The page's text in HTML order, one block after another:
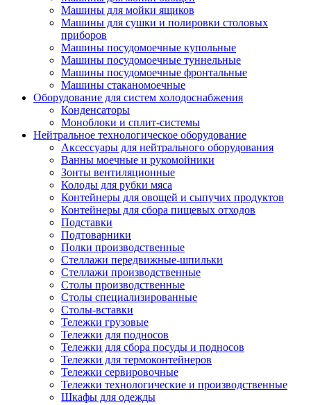
Машины для мойки ящиков
Машины для сушки и полировки столовых
приборов
Машины посудомоечные купольные
Машины посудомоечные туннельные
Машины посудомоечные фронтальные
Машины стаканомоечные
Оборудование для систем холодоснабжения
Конденсаторы
Моноблоки и сплит-системы
Нейтральное технологическое оборудование
Аксессуары для нейтрального оборудования
Ванны моечные и рукомойники
Зонты вентиляционные
Колоды для рубки мяса
Контейнеры для овощей и сыпучих продуктов
Контейнеры для сбора пищевых отходов
Подставки
Подтоварники
Полки производственные
Стеллажи передвижные-шпильки
Стеллажи производственные
Столы производственные
Столы специализированные
Столы-вставки
Тележки грузовые
Тележки для подносов
Тележки для сбора посуды и подносов
Тележки для термоконтейнеров
Тележки сервировочные
Тележки технологические и производственные
Шкафы для одежды